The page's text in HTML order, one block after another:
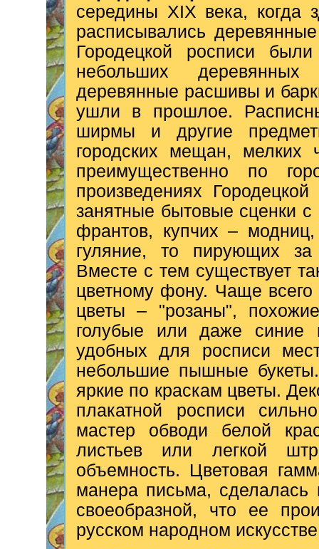
середины XIX века, когда
расписывались
Городецкой росписи
небольших
деревянные расшивы и
ушли в прошлое.
ширмы и другие
городских мещан, мелких
преимущественно по
произведениях
занятные бытовые сценки
франтов, купчих –
гуляние, то пирующих
Вместе с тем существует
цветному фону. Чаще всего
цветы – "розаны",
голубые или даже синие
удобных для росписи
небольшие пышные
яркие по краскам цветы.
плакатной росписи
мастер обводи белой
листьев или легкой
объемность. Цветовая
манера письма, сделалась
своеобразной, что ее
русском народном